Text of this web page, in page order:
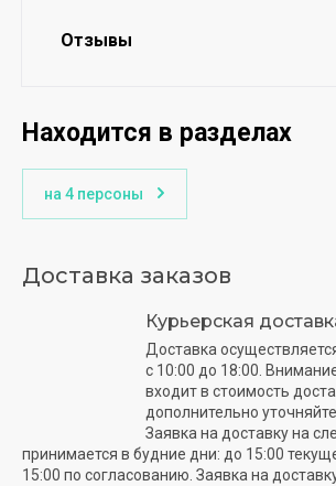
Отзывы
Находится в разделах
на 4 персоны
Доставка заказов
Курьерская
Доставка
с 10:00 до 18:00.
входит в стоимость
дополнительно
Заявка на доставку на
принимается в будние дни: до 15:00
15:00 по согласованию. Заявка на